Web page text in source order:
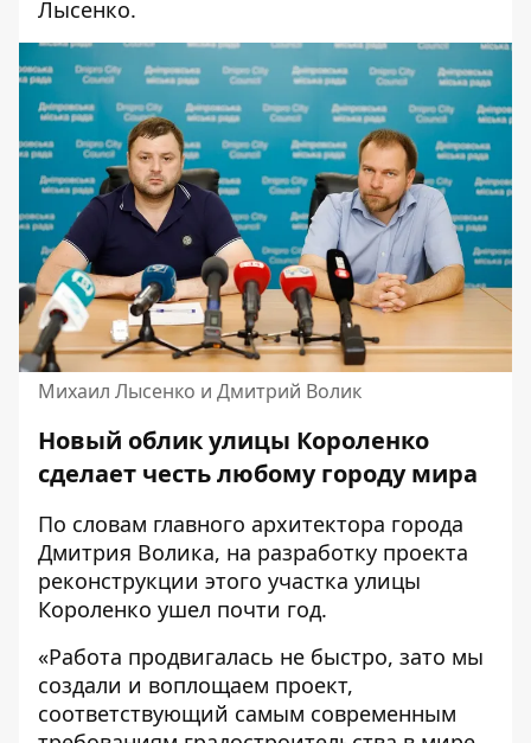
Лысенко.
Михаил Лысенко и Дмитрий Волик
Новый облик улицы Короленко
сделает честь любому городу мира
По словам главного архитектора города
Дмитрия Волика, на разработку проекта
реконструкции этого участка улицы
Короленко ушел почти год.
«Работа продвигалась не быстро, зато мы
создали и воплощаем проект,
соответствующий самым современным